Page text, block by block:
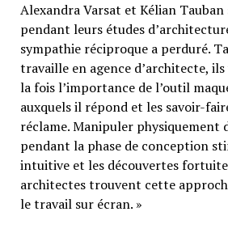
Alexandra Varsat et Kélian
pendant leurs études
sympathie réciproque a perduré.
travaille en agence d’architecte,
la fois l’importance de l’outil
auxquels il répond et les savoir-
réclame. Manipuler physiquement
pendant la phase de conception
intuitive et les découvertes
architectes trouvent cette
le travail sur écran. »